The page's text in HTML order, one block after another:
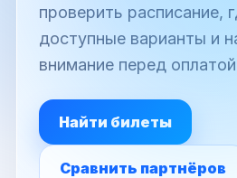
проверить расписание,
доступные варианты и
внимание перед
Найти билеты
Сравнить партнёров